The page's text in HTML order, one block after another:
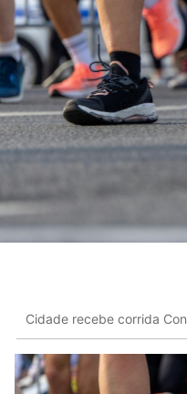
Cidade recebe corrida